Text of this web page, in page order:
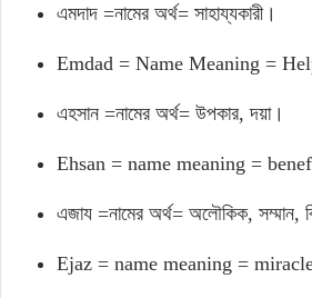
এমদাদ =নামের অর্থ= সাহায্যকারী।
Emdad = Name Meaning =
এহসান =নামের অর্থ= উপকার, দয়া।
Ehsan = name meaning =
এজায =নামের অর্থ= অলৌকিক, সম্মান,
Ejaz = name meaning =